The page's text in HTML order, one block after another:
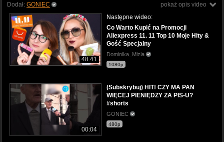
pokaż opis video
Dodał: GONIEC
48:41
Następne wideo:
Co Warto Kupić na Promocji
Aliexpress 11. 11 Top 10 Moje Hity &
Gość Specjalny
Dominika_Mizia
1080p
00:04
(Subskrybuj) HIT! CZY MA PAN
WIĘCEJ PIENIĘDZY ZA PIS-U?
#shorts
GONIEC
480p